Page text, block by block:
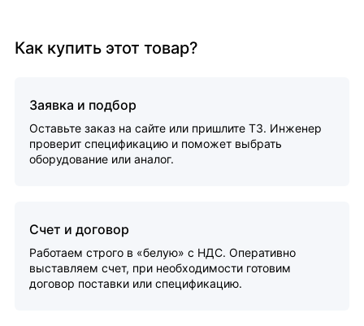
Как купить этот товар?
Заявка и подбор
Оставьте заказ на сайте или пришлите ТЗ. Инженер
проверит спецификацию и поможет выбрать
оборудование или аналог.
Счет и договор
Работаем строго в «белую» с НДС. Оперативно
выставляем счет, при необходимости готовим
договор поставки или спецификацию.